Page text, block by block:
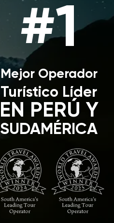
#1
Mejor Operador
Turístico Líder
EN PERÚ Y
SUDAMÉRICA